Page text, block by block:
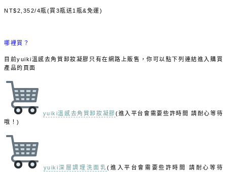
NT$2,352/4瓶(買3瓶送1瓶&免運)
哪裡買？
目前yuiki溫感去角質卸妝凝膠只有在網路上販售，你可以點下列連結進入購買
產品的頁面
yuiki溫感去角質卸妝凝膠 (進入平台會需要些許時間 請耐心等待
哦！)
yuiki深層調理洗面乳(進入平台會需要些許時間 請耐心等待